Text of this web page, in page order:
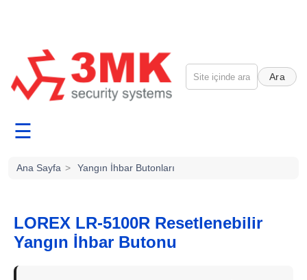
Ara
☰
Ana Sayfa > Yangın İhbar Butonları
LOREX LR-5100R Resetlenebilir
Yangın İhbar Butonu